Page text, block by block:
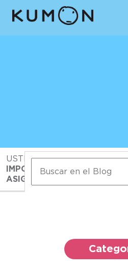
USTED ESTA EN: INICIO
IMPORTANCIA DE ESTUDIAR
ASIGNATURAS A TRAVÉS